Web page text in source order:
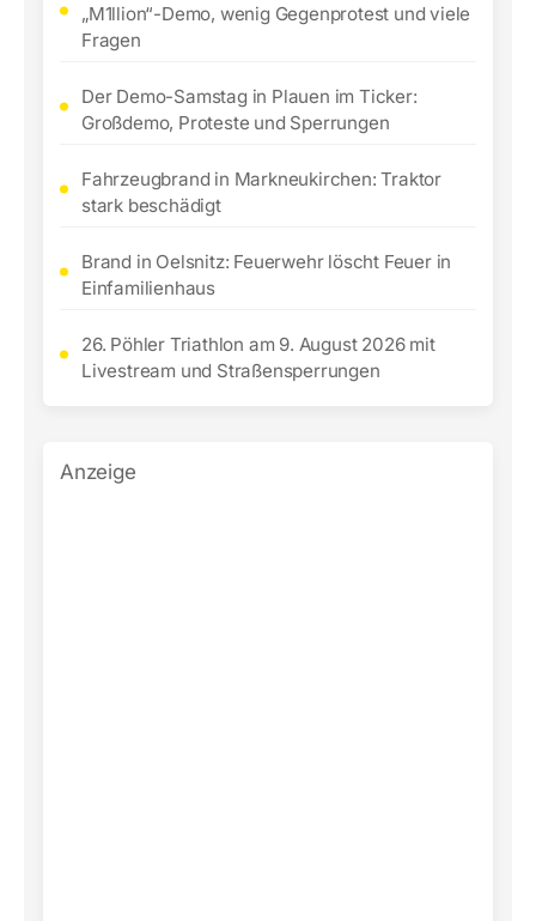
„M1llion“-Demo, wenig Gegenprotest und viele
Fragen
Der Demo-Samstag in Plauen im Ticker:
Großdemo, Proteste und Sperrungen
Fahrzeugbrand in Markneukirchen: Traktor
stark beschädigt
Brand in Oelsnitz: Feuerwehr löscht Feuer in
Einfamilienhaus
26. Pöhler Triathlon am 9. August 2026 mit
Livestream und Straßensperrungen
Anzeige